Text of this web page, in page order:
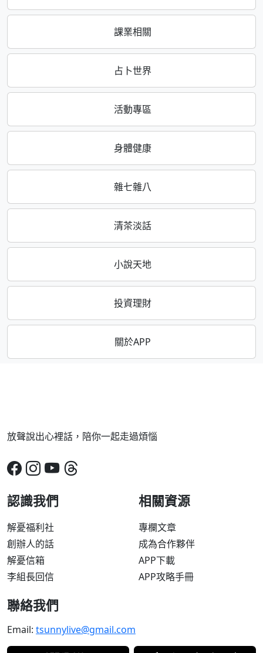
課業相關
占卜世界
活動專區
身體健康
雜七雜八
清茶淡話
小說天地
投資理財
關於APP
放聲說出心裡話，陪你一起走過煩惱
認識我們
解憂福利社
創辦人的話
解憂信箱
李組長回信
相關資源
專欄文章
成為合作夥伴
APP下載
APP攻略手冊
聯絡我們
Email: tsunnylive@gmail.com